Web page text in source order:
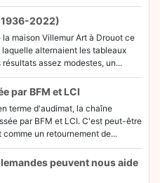
2022)
maison Villemur Art à Drouot ce
laquelle alternaient les tableaux
assez modestes, un...
par BFM et LCI
terme d'audimat, la chaîne
par BFM et LCI. C'est peut-être
un retournement de...
peuvent nous aide